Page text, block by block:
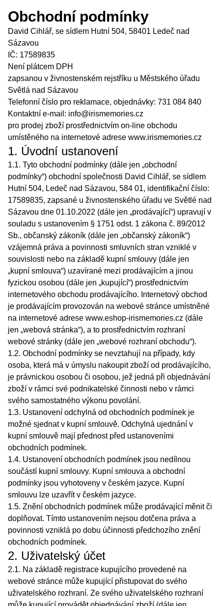
Obchodní podmínky
David Cihlář, se sídlem Hutní 504, 58401 Ledeč nad
Sázavou
IČ: 17589835
Není plátcem DPH
zapsanou v živnostenském rejstříku u Městského úřadu
Světlá nad Sázavou
Telefonní číslo pro reklamace, objednávky: 731 084 840
Kontaktní e-mail: info@irismemories.cz
pro prodej zboží prostřednictvím on-line obchodu
umístěného na internetové adrese www.irismemories.cz
1. Úvodní ustanovení
1.1. Tyto obchodní podmínky (dále jen „obchodní
podmínky“) obchodní společnosti David Cihlář, se sídlem
Hutní 504, Ledeč nad Sázavou, 584 01, identifikační číslo:
17589835, zapsané u živnostenského úřadu ve Světlé nad
Sázavou dne 01.10.2022 (dále jen „prodávající“) upravují v
souladu s ustanovením § 1751 odst. 1 zákona č. 89/2012
Sb., občanský zákoník (dále jen „občanský zákoník“)
vzájemná práva a povinnosti smluvních stran vzniklé v
souvislosti nebo na základě kupní smlouvy (dále jen
„kupní smlouva“) uzavírané mezi prodávajícím a jinou
fyzickou osobou (dále jen „kupující“) prostřednictvím
internetového obchodu prodávajícího. Internetový obchod
je prodávajícím provozován na webové stránce umístněné
na internetové adrese www.eshop-irismemories.cz (dále
jen „webová stránka“), a to prostřednictvím rozhraní
webové stránky (dále jen „webové rozhraní obchodu“).
1.2. Obchodní podmínky se nevztahují na případy, kdy
osoba, která má v úmyslu nakoupit zboží od prodávajícího,
je právnickou osobou či osobou, jež jedná při objednávání
zboží v rámci své podnikatelské činnosti nebo v rámci
svého samostatného výkonu povolání.
1.3. Ustanovení odchylná od obchodních podmínek je
možné sjednat v kupní smlouvě. Odchylná ujednání v
kupní smlouvě mají přednost před ustanoveními
obchodních podmínek.
1.4. Ustanovení obchodních podmínek jsou nedílnou
součástí kupní smlouvy. Kupní smlouva a obchodní
podmínky jsou vyhotoveny v českém jazyce. Kupní
smlouvu lze uzavřít v českém jazyce.
1.5. Znění obchodních podmínek může prodávající měnit či
doplňovat. Tímto ustanovením nejsou dotčena práva a
povinnosti vzniklá po dobu účinnosti předchozího znění
obchodních podmínek.
2. Uživatelský účet
2.1. Na základě registrace kupujícího provedené na
webové stránce může kupující přistupovat do svého
uživatelského rozhraní. Ze svého uživatelského rozhraní